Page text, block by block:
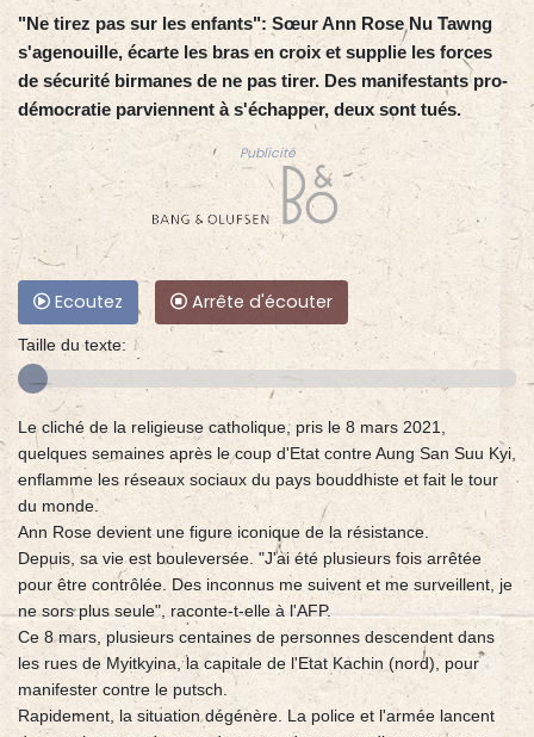
"Ne tirez pas sur les enfants": Sœur Ann Rose Nu Tawng
s'agenouille, écarte les bras en croix et supplie les forces
de sécurité birmanes de ne pas tirer. Des manifestants pro-
démocratie parviennent à s'échapper, deux sont tués.
Publicité
Ecoutez Arrête d'écouter
Taille du texte:
Le cliché de la religieuse catholique, pris le 8 mars 2021,
quelques semaines après le coup d'Etat contre Aung San Suu Kyi,
enflamme les réseaux sociaux du pays bouddhiste et fait le tour
du monde.
Ann Rose devient une figure iconique de la résistance.
Depuis, sa vie est bouleversée. "J'ai été plusieurs fois arrêtée
pour être contrôlée. Des inconnus me suivent et me surveillent, je
ne sors plus seule", raconte-t-elle à l'AFP.
Ce 8 mars, plusieurs centaines de personnes descendent dans
les rues de Myitkyina, la capitale de l'Etat Kachin (nord), pour
manifester contre le putsch.
Rapidement, la situation dégénère. La police et l'armée lancent